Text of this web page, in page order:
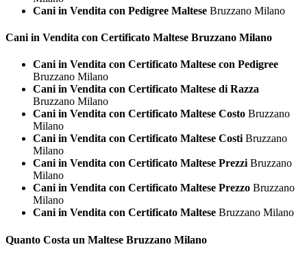
Cani in Vendita con Pedigree Maltese Bruzzano Milano
Cani in Vendita con Certificato Maltese Bruzzano Milano
Cani in Vendita con Certificato Maltese con Pedigree
Bruzzano Milano
Cani in Vendita con Certificato Maltese di Razza
Bruzzano Milano
Cani in Vendita con Certificato Maltese Costo Bruzzano
Milano
Cani in Vendita con Certificato Maltese CostiBruzzano
Milano
Cani in Vendita con Certificato Maltese PrezziBruzzano
Milano
Cani in Vendita con Certificato Maltese Prezzo Bruzzano
Milano
Cani in Vendita con Certificato Maltese Bruzzano Milano
Quanto Costa un Maltese Bruzzano Milano